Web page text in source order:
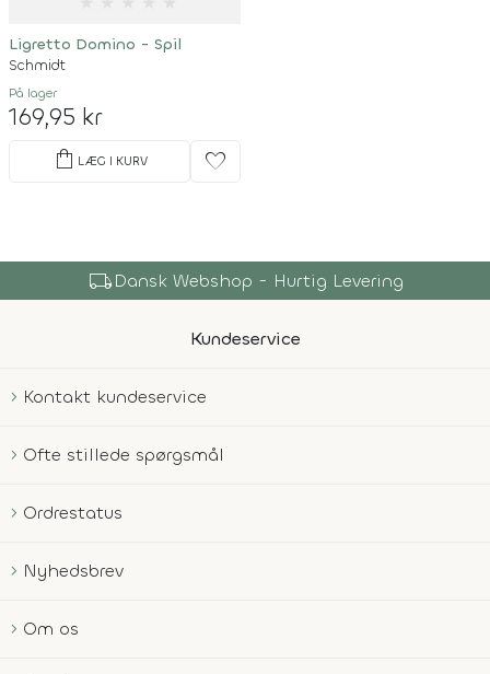
Ligretto Domino - Spil
Schmidt
På lager
169,95 kr
shopping_bag LÆG I KURV favorite
local_shippingDansk Webshop - Hurtig Levering
Kundeservice
Kontakt kundeservice
Ofte stillede spørgsmål
Ordrestatus
Nyhedsbrev
Om os